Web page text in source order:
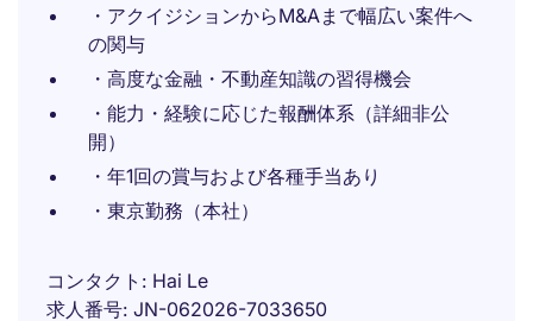
・アクイジションからM&Aまで幅広い案件へ
の関与
・高度な金融・不動産知識の習得機会
・能力・経験に応じた報酬体系（詳細非公
開）
・年1回の賞与および各種手当あり
・東京勤務（本社）
コンタクト
Hai Le
求人番号 JN-062026-7033650